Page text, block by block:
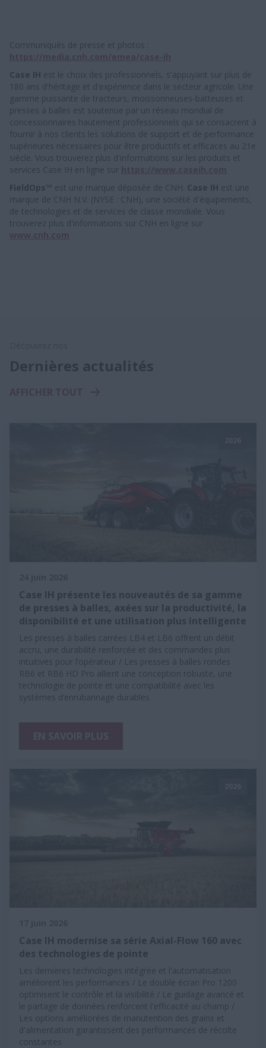
Communiqués de presse et photos :
Case IH est le choix des professionnels, s'appuyant sur plus de
180 ans d'héritage et d'expérience dans le secteur agricole. Une
gamme puissante de tracteurs, moissonneuses-batteuses et
presses à balles est soutenue par un réseau mondial de
concessionnaires hautement professionnels qui se consacrent à
fournir à nos clients les solutions de support et de performance
supérieures nécessaires pour être productifs et efficaces au 21e
siècle. Vous trouverez plus d'informations sur les produits et
services Case IH en ligne sur
FieldOps™ est une marque déposée de CNH. Case IH est une
marque de CNH N.V. (NYSE : CNH), une société d'équipements,
de technologies et de services de classe mondiale. Vous
trouverez plus d'informations sur CNH en ligne sur
Dernières actualités
Case IH présente les nouveautés de sa gamme
de presses à balles, axées sur la productivité, la
disponibilité et une utilisation plus intelligente
Les presses à balles carrées LB4 et LB6 offrent un débit
accru, une durabilité renforcée et des commandes plus
intuitives pour l’opérateur / Les presses à balles rondes
RB6 et RB6 HD Pro allient une conception robuste, une
technologie de pointe et une compatibilité avec les
systèmes d’enrubannage durables
Case IH modernise sa série Axial-Flow 160 avec
des technologies de pointe
Les dernières technologies intégrée et l'automatisation
améliorent les performances / Le double écran Pro 1200
optimisent le contrôle et la visibilité / Le guidage avancé et
le partage de données renforcent l'efficacité au champ /
Les options améliorées de manutention des grains et
d'alimentation garantissent des performances de récolte
constantes